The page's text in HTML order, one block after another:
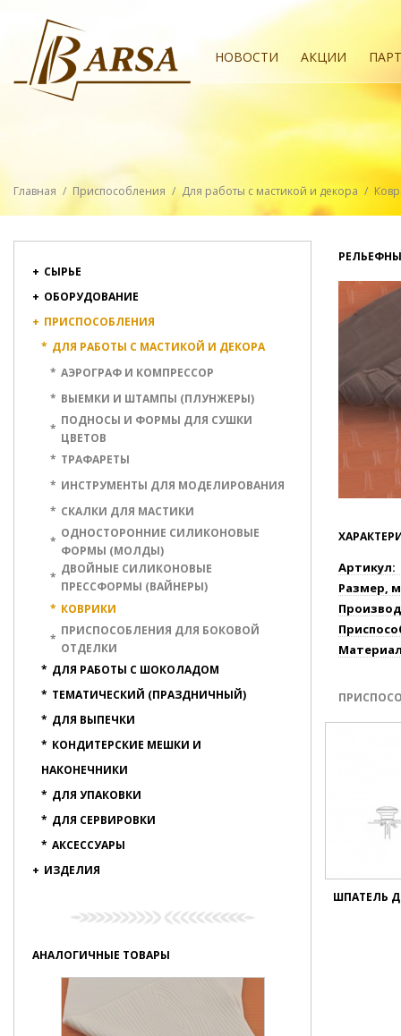
НОВОСТИ АКЦИИ
Главная / Приспособления / Для работы с мастикой и декора /
+ СЫРЬЕ
+ ОБОРУДОВАНИЕ
+ ПРИСПОСОБЛЕНИЯ
* ДЛЯ РАБОТЫ С МАСТИКОЙ И ДЕКОРА
* АЭРОГРАФ И КОМПРЕССОР
* ВЫЕМКИ И ШТАМПЫ (ПЛУНЖЕРЫ)
*
ПОДНОСЫ И ФОРМЫ ДЛЯ СУШКИ
ЦВЕТОВ
* ТРАФАРЕТЫ
* ИНСТРУМЕНТЫ ДЛЯ МОДЕЛИРОВАНИЯ
* СКАЛКИ ДЛЯ МАСТИКИ
*
ОДНОСТОРОННИЕ СИЛИКОНОВЫЕ
ФОРМЫ (МОЛДЫ)
*
ДВОЙНЫЕ СИЛИКОНОВЫЕ
ПРЕССФОРМЫ (ВАЙНЕРЫ)
* КОВРИКИ
*
ПРИСПОСОБЛЕНИЯ ДЛЯ БОКОВОЙ
ОТДЕЛКИ
* ДЛЯ РАБОТЫ С ШОКОЛАДОМ
* ТЕМАТИЧЕСКИЙ (ПРАЗДНИЧНЫЙ)
* ДЛЯ ВЫПЕЧКИ
* КОНДИТЕРСКИЕ МЕШКИ И
НАКОНЕЧНИКИ
* ДЛЯ УПАКОВКИ
* ДЛЯ СЕРВИРОВКИ
* АКСЕССУАРЫ
+ ИЗДЕЛИЯ
АНАЛОГИЧНЫЕ ТОВАРЫ
Артикул:
Размер,
ШПАТЕЛЬ